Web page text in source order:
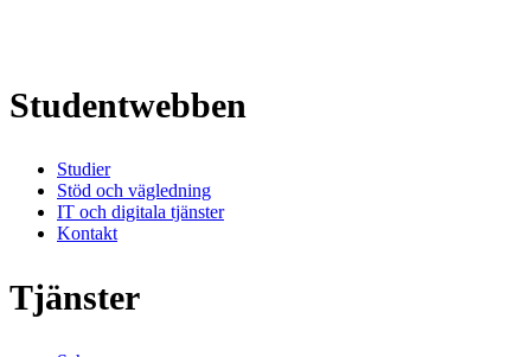
Studentwebben
Studier
Stöd och vägledning
IT och digitala tjänster
Kontakt
Tjänster